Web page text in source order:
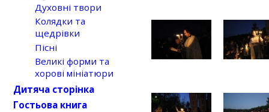
Духовні твори
Колядки та
щедрівки
Пісні
Великі форми та
хорові мініатюри
Дитяча сторінка
Гостьова книга